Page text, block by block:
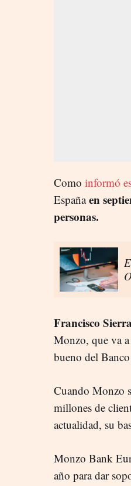
Como informó
Españaen
personas.
Francisco
Monzo, que va
bueno del
Cuando Monzo
millones de
actualidad, su
Monzo Bank
año para dar